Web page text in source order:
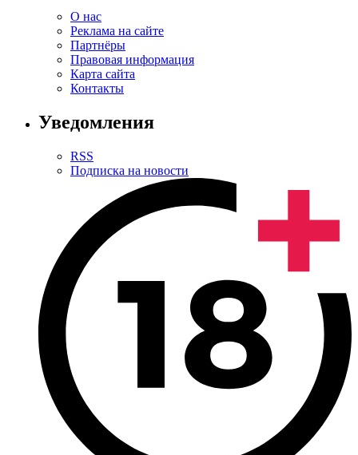
О нас
Реклама на сайте
Партнёры
Правовая информация
Карта сайта
Контакты
Уведомления
RSS
Подписка на новости